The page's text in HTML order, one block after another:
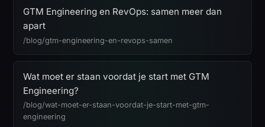
GTM Engineering en RevOps: samen meer dan
apart
/blog/gtm-engineering-en-revops-samen
Wat moet er staan voordat je start met GTM
Engineering?
/blog/wat-moet-er-staan-voordat-je-start-met-gtm-
engineering